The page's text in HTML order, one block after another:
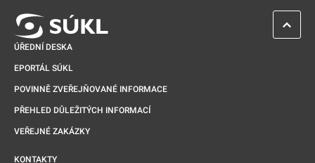
ÚŘEDNÍ DESKA
EPORTÁL SÚKL
POVINNĚ ZVEŘEJŇOVANÉ INFORMACE
PŘEHLED DŮLEŽITÝCH INFORMACÍ
VEŘEJNÉ ZAKÁZKY
KONTAKTY
ZPĚT